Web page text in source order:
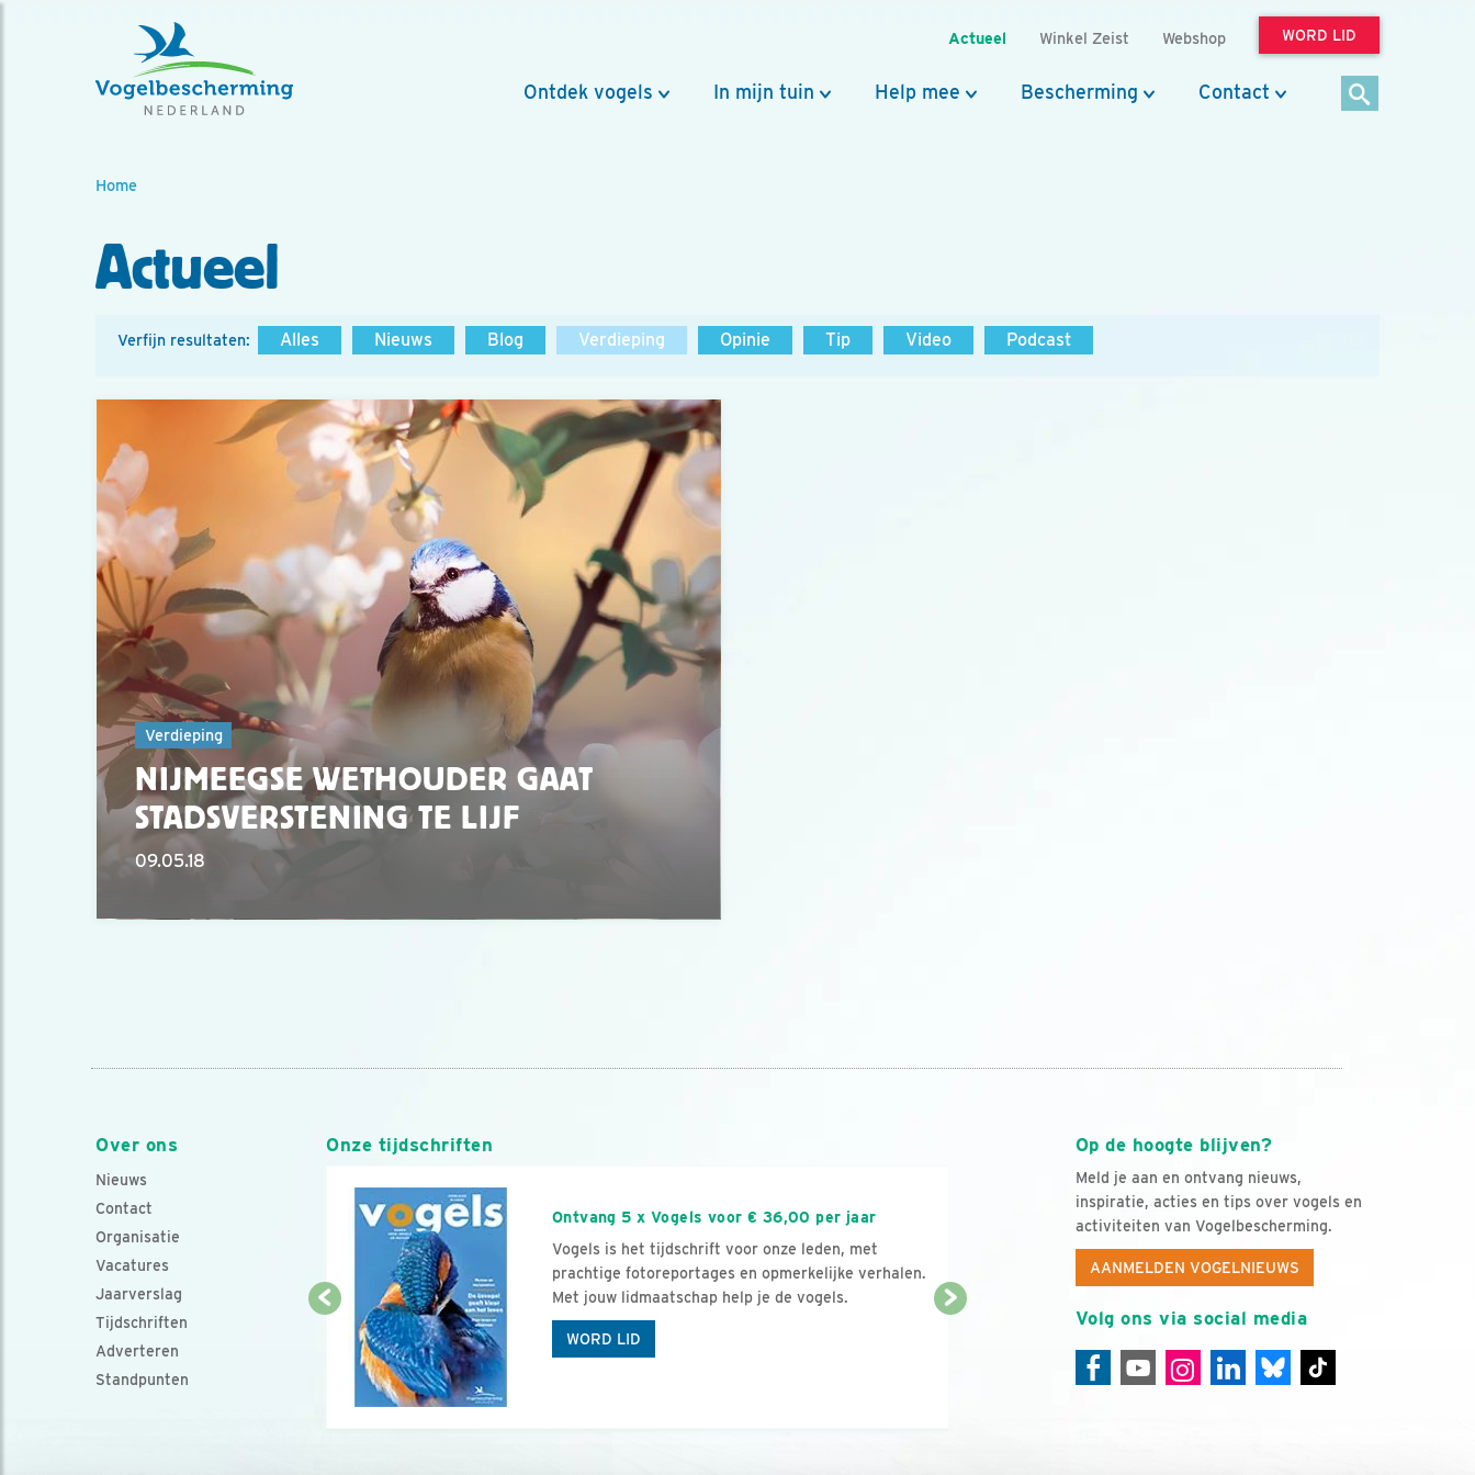
Actueel Winkel Zeist Webshop WORD LID
Ontdek vogels In mijn tuin Help mee Bescherming Contact
Home
Actueel
Verfijn resultaten: Alles Nieuws Blog Verdieping Opinie Tip Video Podcast
Verdieping
NIJMEEGSE WETHOUDER GAAT
STADSVERSTENING TE LIJF
09.05.18
Over ons
Nieuws
Contact
Organisatie
Vacatures
Jaarverslag
Tijdschriften
Adverteren
Standpunten
Op de hoogte blijven?
Meld je aan en ontvang nieuws,
inspiratie, acties en tips over vogels en
activiteiten van Vogelbescherming.
AANMELDEN VOGELNIEUWS
Volg ons via social media
Onze tijdschriften
Ontvang 5 x Vogels voor € 36,00 per jaar
Vogels is het tijdschrift voor onze leden, met
prachtige fotoreportages en opmerkelijke verhalen.
Met jouw lidmaatschap help je de vogels.
WORD LID